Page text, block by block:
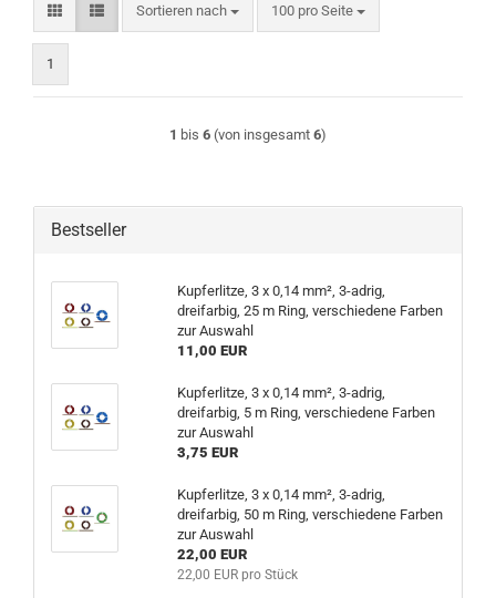
Sortieren nach
Sortieren nach 100 pro Seite
pro Seite
1
1 bis 6 (von insgesamt 6)
Bestseller
Kupferlitze, 3 x 0,14 mm², 3-adrig,
dreifarbig, 25 m Ring, verschiedene Farben
zur Auswahl
11,00 EUR
Kupferlitze, 3 x 0,14 mm², 3-adrig,
dreifarbig, 5 m Ring, verschiedene Farben
zur Auswahl
3,75 EUR
Kupferlitze, 3 x 0,14 mm², 3-adrig,
dreifarbig, 50 m Ring, verschiedene Farben
zur Auswahl
22,00 EUR
22,00 EUR pro Stück